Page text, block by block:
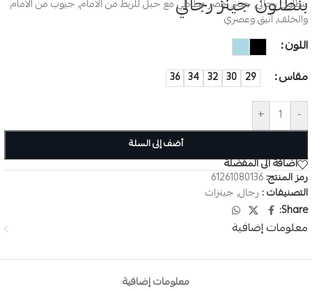
بنطلون جينز رجالي
بنطلون رجالي, جينز, خصر مطاطي مع حبل للربط من الامام, جيوب من الامام
والخلف, انيق وعصري
اللون
مقاس
29
30
32
34
36
-
+
أضف إلى السلة
اضافة الى المفضلة
رمز المنتج: 61261080136
التصنيفات : رجال, جينزات
Share:
معلومات إضافية
معلومات إضافية